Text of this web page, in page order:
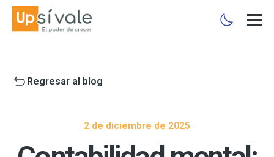
Regresar al blog
2 de diciembre de 2025